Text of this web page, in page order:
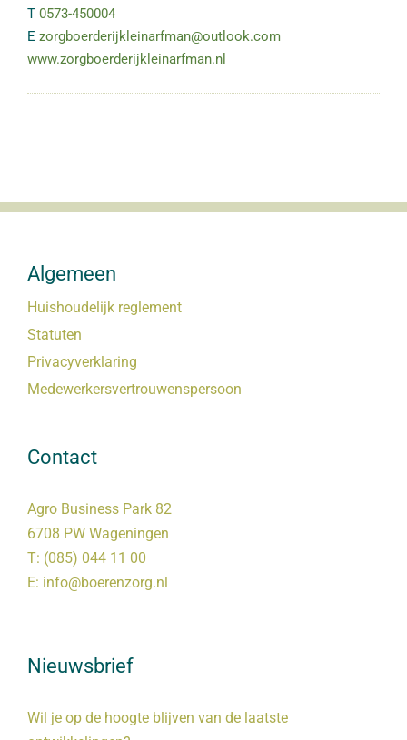
T 0573-450004
E zorgboerderijkleinarfman@outlook.com
www.zorgboerderijkleinarfman.nl
Algemeen
Huishoudelijk reglement
Statuten
Privacyverklaring
Medewerkersvertrouwenspersoon
Contact
Agro Business Park 82
6708 PW Wageningen
T: (085) 044 11 00
E: info@boerenzorg.nl
Nieuwsbrief
Wil je op de hoogte blijven van de laatste